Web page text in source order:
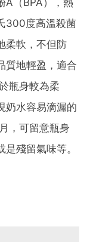
300度高溫殺菌
柔軟，不但防
質地輕盈，適合
瓶身較為柔
奶水容易滴漏的
，可留意瓶身
殘留氣味等。